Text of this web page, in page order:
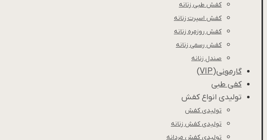
کفش طبی زنانه
کفش اسپرت زنانه
کفش روزمره زنانه
کفش رسمی زنانه
صندل زنانه
گارمونی(VIP)
کفی طبی
تولیدی انواع کفش
تولیدی کفش
تولیدی کفش زنانه
تولیدی کفش مردانه